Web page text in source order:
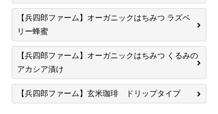
【兵四郎ファーム】オーガニックはちみつ ラズベ
リー蜂蜜
【兵四郎ファーム】オーガニックはちみつ くるみの
アカシア漬け
【兵四郎ファーム】玄米珈琲 ドリップタイプ